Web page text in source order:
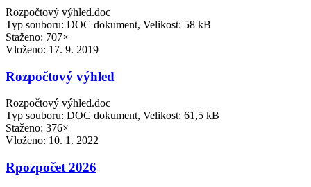
Rozpočtový výhled.doc
Typ souboru: DOC dokument, Velikost: 58 kB
Staženo: 707×
Vloženo: 17. 9. 2019
Rozpočtový výhled
Rozpočtový výhled.doc
Typ souboru: DOC dokument, Velikost: 61,5 kB
Staženo: 376×
Vloženo: 10. 1. 2022
Rpozpočet 2026